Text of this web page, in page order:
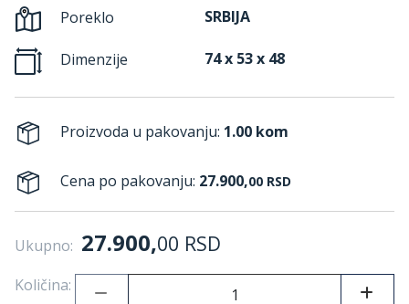
Poreklo SRBIJA
Dimenzije 74 x 53 x 48
Proizvoda u pakovanju: 1.00 kom
Cena po pakovanju: 27.900,00 RSD
Ukupno: 27.900,00 RSD
Količina: